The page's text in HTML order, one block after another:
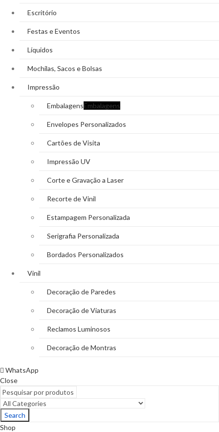
Escritório
Festas e Eventos
Líquidos
Mochilas, Sacos e Bolsas
Impressão
EmbalagensEmbalagens
Envelopes Personalizados
Cartões de Visita
Impressão UV
Corte e Gravação a Laser
Recorte de Vinil
Estampagem Personalizada
Serigrafia Personalizada
Bordados Personalizados
Vinil
Decoração de Paredes
Decoração de Viaturas
Reclamos Luminosos
Decoração de Montras
WhatsApp
Close
Search
Shop